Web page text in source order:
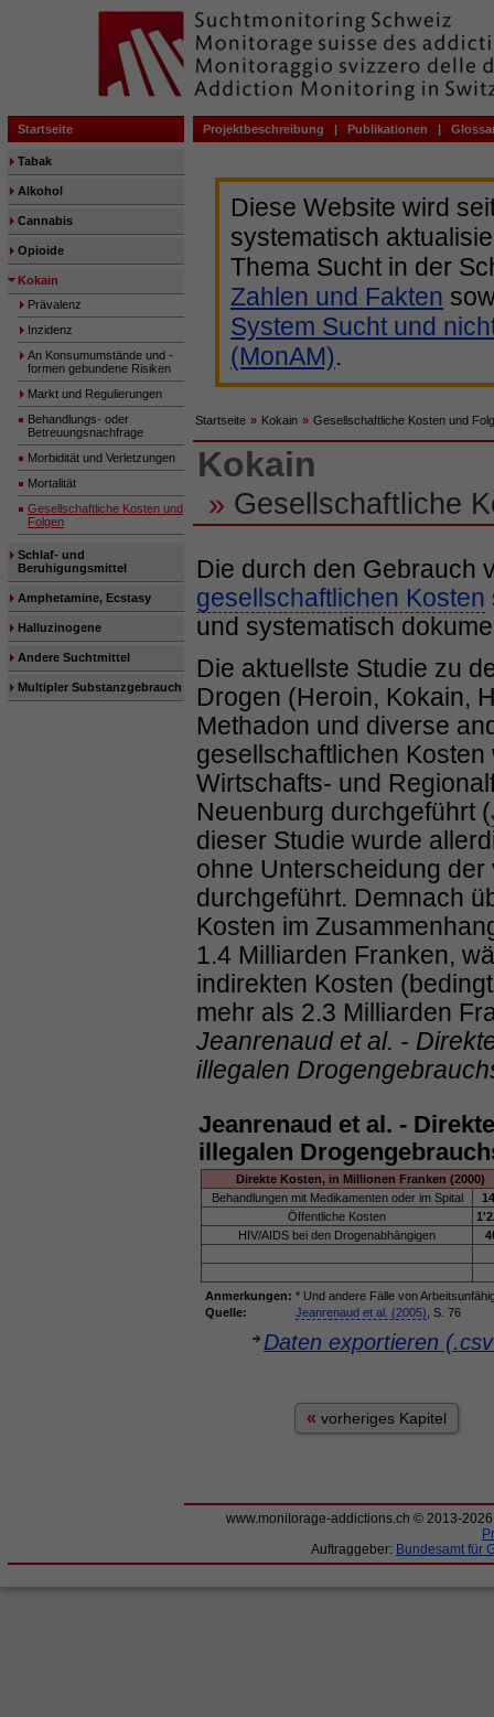
Startseite Projektbeschreibung | Publikationen |
Tabak
Alkohol
Cannabis
Opioide
Kokain
Prävalenz
Inzidenz
An Konsumumstände und -
formen gebundene Risiken
Markt und Regulierungen
Behandlungs- oder
Betreuungsnachfrage
Morbidität und Verletzungen
Mortalität
Gesellschaftliche Kosten und
Folgen
Schlaf- und
Beruhigungsmittel
Amphetamine, Ecstasy
Halluzinogene
Andere Suchtmittel
Multipler Substanzgebrauch
Diese Website wird
systematisch
Thema Sucht in der
Zahlen und Fakten
System Sucht und
(MonAM).
Startseite » Kokain » Gesellschaftliche Kosten und
Kokain
» Gesellschaftliche
Die durch den Gebrauch
gesellschaftlichen Kosten
und systematisch
Die aktuellste Studie zu
Drogen (Heroin, Kokain,
Methadon und diverse
gesellschaftlichen
Wirtschafts- und
Neuenburg durchgeführt (
dieser Studie wurde
ohne Unterscheidung
durchgeführt. Demnach
Kosten im
1.4 Milliarden Franken,
indirekten Kosten
mehr als 2.3 Milliarden
Jeanrenaud et al. -
illegalen
Jeanrenaud et al. -
illegalen
Direkte Kosten, in Millionen Franken (2000)
Behandlungen mit Medikamenten oder im Spital
Öffentliche Kosten
HIV/AIDS bei den Drogenabhängigen
Anmerkungen: * Und andere Fälle von
Quelle:
Jeanrenaud et al. (2005) , S. 76
Daten exportieren
« vorheriges Kapitel
www.monitorage-addictions.ch © 2013-
Auftraggeber: Bundesamt für